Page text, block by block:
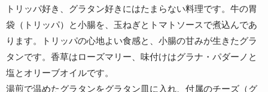
トリッパ好き、グラタン好きにはたまらない料理です。牛の胃
袋（トリッパ）と小腸を、玉ねぎとトマトソースで煮込んであ
ります。トリッパの心地よい食感と、小腸の甘みが生きたグラ
タンです。香草はローズマリー、味付けはグラナ・パダーノと
塩とオリーブオイルです。
湯煎で温めたグラタンをグラタン皿に入れ、付属のチーズ（グ